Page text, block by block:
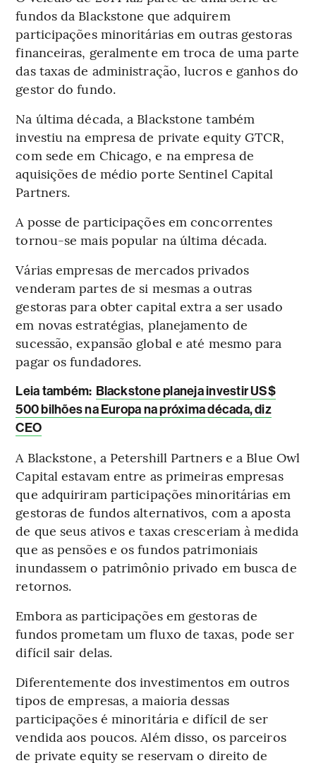
fundos da Blackstone que adquirem
participações minoritárias em outras gestoras
financeiras, geralmente em troca de uma parte
das taxas de administração, lucros e ganhos do
gestor do fundo.
Na última década, a Blackstone também
investiu na empresa de private equity GTCR,
com sede em Chicago, e na empresa de
aquisições de médio porte Sentinel Capital
Partners.
A posse de participações em concorrentes
tornou-se mais popular na última década.
Várias empresas de mercados privados
venderam partes de si mesmas a outras
gestoras para obter capital extra a ser usado
em novas estratégias, planejamento de
sucessão, expansão global e até mesmo para
pagar os fundadores.
Leia também: Blackstone planeja investir US$
500 bilhões na Europa na próxima década, diz
CEO
A Blackstone, a Petershill Partners e a Blue Owl
Capital estavam entre as primeiras empresas
que adquiriram participações minoritárias em
gestoras de fundos alternativos, com a aposta
de que seus ativos e taxas cresceriam à medida
que as pensões e os fundos patrimoniais
inundassem o patrimônio privado em busca de
retornos.
Embora as participações em gestoras de
fundos prometam um fluxo de taxas, pode ser
difícil sair delas.
Diferentemente dos investimentos em outros
tipos de empresas, a maioria dessas
participações é minoritária e difícil de ser
vendida aos poucos. Além disso, os parceiros
de private equity se reservam o direito de